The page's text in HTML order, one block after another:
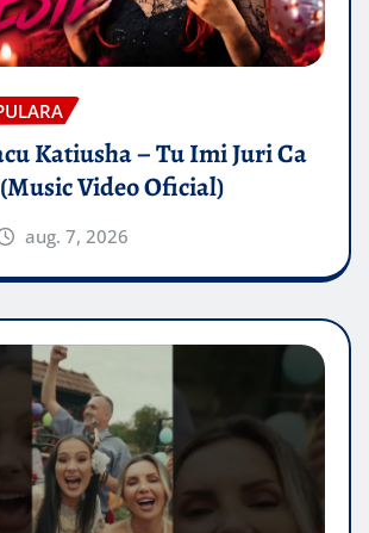
Katiusha – Tu Imi Juri Ca
Video Oficial)
aug. 7, 2026